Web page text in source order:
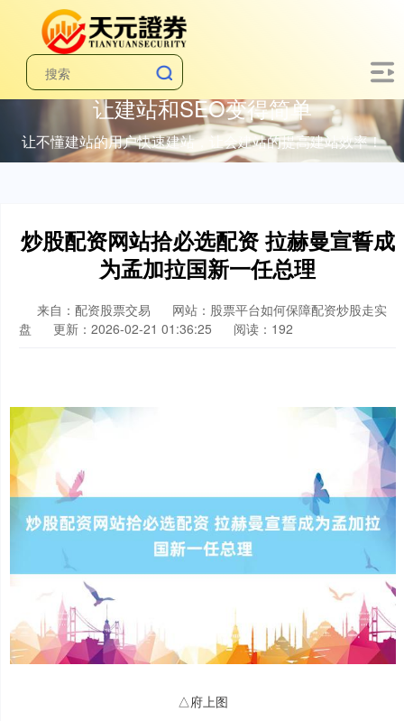
让建站和SEO变得简单
让不懂建站的用户快速建站，让会建站的提高建站效率！
炒股配资网站拾必选配资 拉赫曼宣誓成
为孟加拉国新一任总理
来自：配资股票交易
网站：股票平台如何保障配资炒股走实
盘
更新：2026-02-21 01:36:25 阅读：192
△府上图